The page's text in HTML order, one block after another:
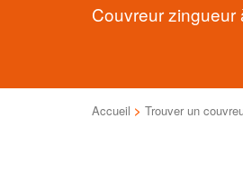
Couvreur
Accueil > Trouver un